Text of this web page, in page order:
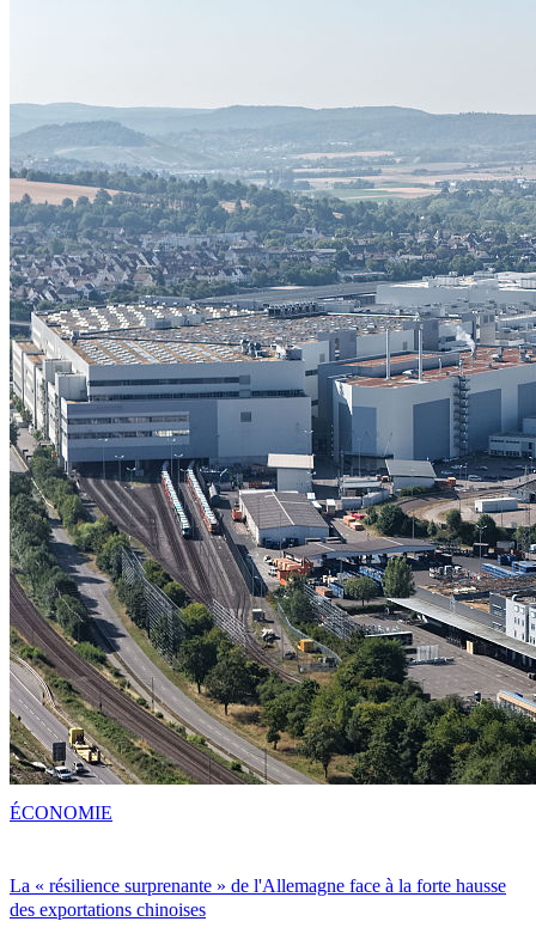
La « résilience surprenante » de l'Allemagne face à la forte hausse
des exportations chinoises
ÉCONOMIE